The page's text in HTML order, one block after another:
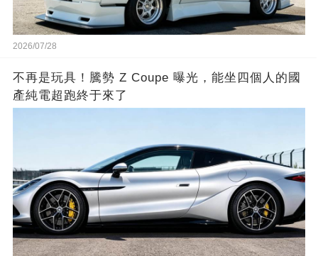
2026/07/28
不再是玩具！騰勢 Z Coupe 曝光，能坐四個人的國
產純電超跑終于來了